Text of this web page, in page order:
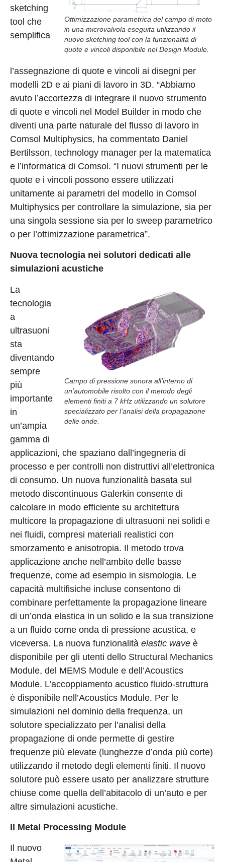
Ottimizzazione parametrica del campo di moto
in una microvalvola eseguita utilizzando il
nuovo sketching tool con la funzionalità di
quote e vincoli disponibile nel Design Module.
sketching
tool che
semplifica
l’assegnazione di quote e vincoli ai disegni per
modelli 2D e ai piani di lavoro in 3D. “Abbiamo
avuto l’accortezza di integrare il nuovo strumento
di quote e vincoli nel Model Builder in modo che
diventi una parte naturale del flusso di lavoro in
Comsol Multiphysics, ha commentato Daniel
Bertilsson, technology manager per la matematica
e l’informatica di Comsol. “I nuovi strumenti per le
quote e i vincoli possono essere utilizzati
unitamente ai parametri del modello in Comsol
Multiphysics per controllare la simulazione, sia per
una singola sessione sia per lo sweep parametrico
o per l’ottimizzazione parametrica”.
Nuova tecnologia nei solutori dedicati alle
simulazioni acustiche
Campo di pressione sonora all’interno di
un’automobile risolto con il metodo degli
elementi finiti a 7 kHz utilizzando un solutore
specializzato per l’analisi della propagazione
delle onde.
La
tecnologia
a
ultrasuoni
sta
diventando
sempre
più
importante
in
un’ampia
gamma di
applicazioni, che spaziano dall’ingegneria di
processo e per controlli non distruttivi all’elettronica
di consumo. Un nuova funzionalità basata sul
metodo discontinuous Galerkin consente di
calcolare in modo efficiente su architettura
multicore la propagazione di ultrasuoni nei solidi e
nei fluidi, compresi materiali realistici con
smorzamento e anisotropia. Il metodo trova
applicazione anche nell’ambito delle basse
frequenze, come ad esempio in sismologia. Le
capacità multifisiche incluse consentono di
combinare perfettamente la propagazione lineare
di un’onda elastica in un solido e la sua transizione
a un fluido come onda di pressione acustica, e
viceversa. La nuova funzionalità elastic wave è
disponibile per gli utenti dello Structural Mechanics
Module, del MEMS Module e dell’Acoustics
Module. L’accoppiamento acustico fluido-struttura
è disponibile nell’Acoustics Module. Per le
simulazioni nel dominio della frequenza, un
solutore specializzato per l’analisi della
propagazione di onde permette di gestire
frequenze più elevate (lunghezze d’onda più corte)
utilizzando il metodo degli elementi finiti. Il nuovo
solutore può essere usato per analizzare strutture
chiuse come quella dell’abitacolo di un’auto e per
altre simulazioni acustiche.
Il Metal Processing Module
Il nuovo